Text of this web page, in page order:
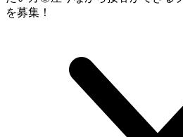
を募集！